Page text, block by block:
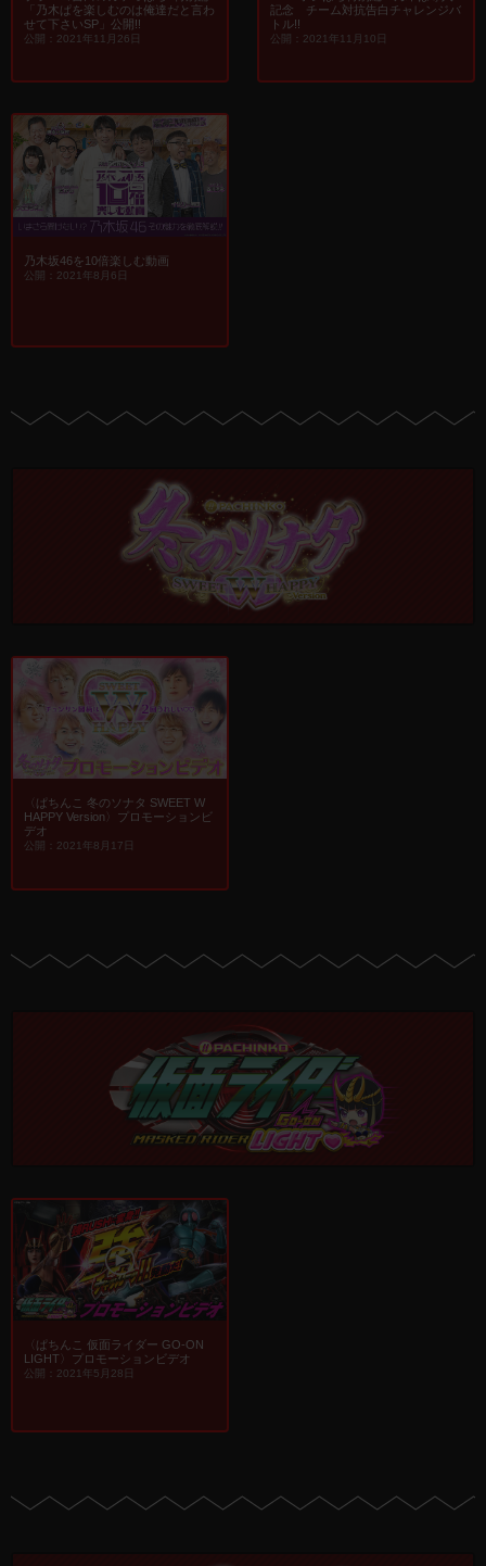
「乃木ぱを楽しむのは俺達だと言わ
せて下さいSP」公開!!
公開：2021年11月26日
記念 チーム対抗告白チャレンジバ
トル!!
公開：2021年11月10日
乃木坂46を10倍楽しむ動画
公開：2021年8月6日
〈ぱちんこ 冬のソナタ SWEET W
HAPPY Version〉プロモーションビ
デオ
公開：2021年8月17日
〈ぱちんこ 仮面ライダー GO-ON
LIGHT〉プロモーションビデオ
公開：2021年5月28日